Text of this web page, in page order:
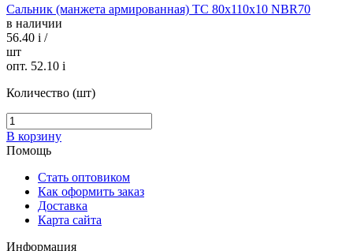
Сальник (манжета армированная) TC 80х110х10 NBR70
в наличии
56.40 i /
шт
опт. 52.10 i
Количество (шт)
В корзину
Помощь
Стать оптовиком
Как оформить заказ
Доставка
Карта сайта
Информация